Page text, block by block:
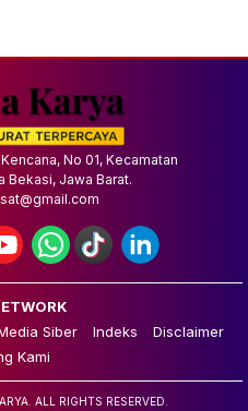
No 01, Kecamatan
Bekasi, Jawa Barat.
Siber Indeks
Disclaimer
Kami
ALL RIGHTS RESERVED.